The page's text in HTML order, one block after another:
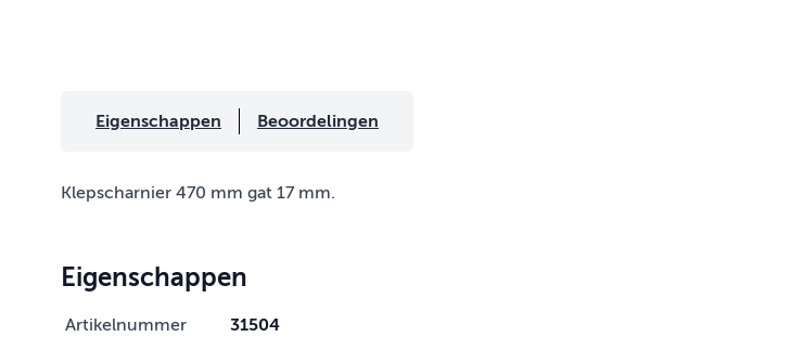
Eigenschappen Beoordelingen
Klepscharnier 470 mm gat 17 mm.
Eigenschappen
Artikelnummer 31504